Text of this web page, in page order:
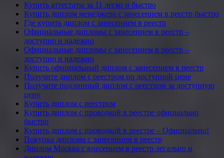
Купить аттестаты за 11 легко и быстро
Купить диплом менеджера с занесением в реестр быстро
Где купить диплом с занесением в реестр
Официальные дипломы с занесением в реестр –
доступно и надежно
Официальные дипломы с занесением в реестр –
доступно и надежно
Купить официальный диплом с занесением в реестр
Получите диплом с реестром по доступной цене
Получите подлинный диплом с реестром за доступную
цену
Купить диплом с реестром
Купить диплом с проводкой в реестре официально
быстро
Купить диплом с проводкой в реестре – Официально!
Покупка диплома с занесением в реестр
Диплом Москва с внесением в реестр легально и